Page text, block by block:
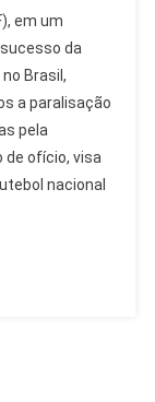
em um
da
Brasil,
a paralisação
pela
de ofício, visa
nacional